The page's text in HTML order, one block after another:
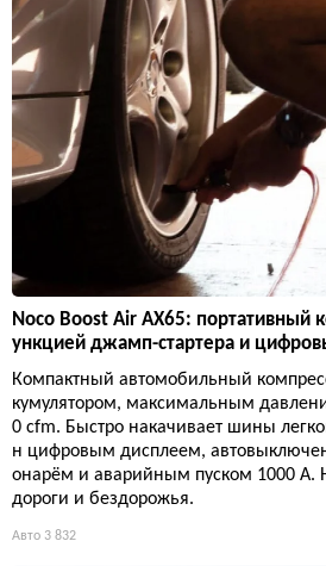
Noco Boost Air AX65: портативный
ункцией джамп-стартера и
Компактный автомобильный
кумулятором, максимальным
0 cfm. Быстро накачивает шины
н цифровым дисплеем,
онарём и аварийным пуском 1000 А.
дороги и бездорожья.
Авто 3 832